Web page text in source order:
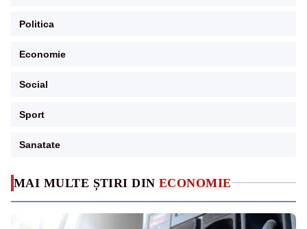
MAI MULTE ȘTIRI DIN ECONOMIE
Politica
Economie
Social
Sport
Sanatate